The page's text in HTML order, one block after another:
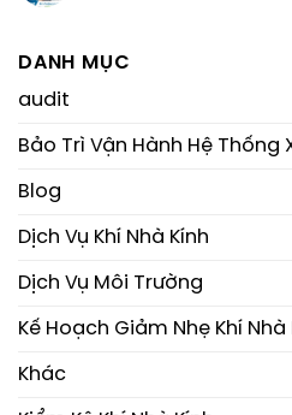
DANH MỤC
audit
Bảo Trì Vận Hành Hệ Thống
Blog
Dịch Vụ Khí Nhà Kính
Dịch Vụ Môi Trường
Kế Hoạch Giảm Nhẹ Khí Nhà
Khác